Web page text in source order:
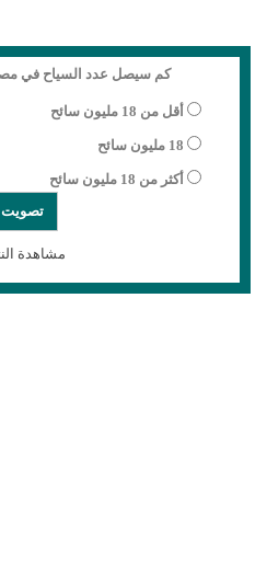
كم سيصل عدد السياح في مصر
أقل من 18 مليون سائح
18 مليون سائح
أكثر من 18 مليون سائح
مشاهدة